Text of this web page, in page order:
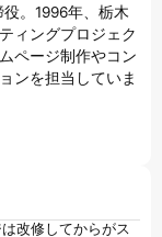
。1996年、栃木
ィングプロジェク
ページ制作やコン
ンを担当していま
改修してからがス